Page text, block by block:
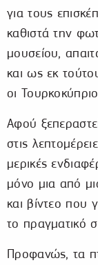
για τους
καθιστά την
μουσείου,
και ως εκ
οι
Αφού
στις
μερικές
μόνο μια από
και βίντεο που
το πραγματικό
Προφανώς, τα